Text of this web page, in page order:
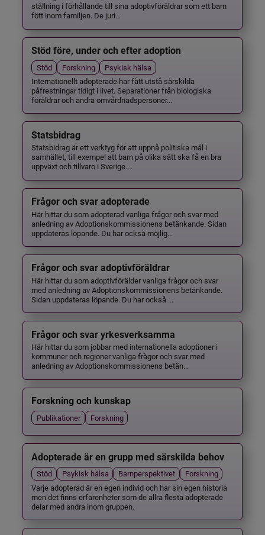
ställning i förhållande till sina adoptivföräldrar som ett barn
fött inom familjen. De juri...
Stöd före, under och efter adoption
Stöd Forskning
Psykisk hälsa
Internationellt adopterade har fått utstå särskilda
påfrestningar tidigt i livet. Separationer från biologiska
föräldrar och andra omvårdnadspersoner...
Statsbidrag
Statsbidrag är ett verktyg för att uppnå politiska mål i
samhället, till exempel att barn på olika sätt ska få en bra
uppväxt och tillvaro i Sverige....
Frågor och svar adopterade
Här hittar du som adopterad vanliga frågor och svar med
anledning av Adoptionskommissionens betänkande. Sidan
uppdateras löpande. Du har också möjlig...
Frågor och svar adoptivföräldrar
Här hittar du som adoptivförälder vanliga frågor och svar
med anledning av Adoptionskommissionens betänkande.
Sidan uppdateras löpande. Du har också ...
Frågor och svar yrkesverksamma
Här hittar du som jobbar med internationella adoptioner i
kommuner och regioner vanliga frågor och svar med
anledning av Adoptionskommissionens betän...
Forskning och kunskap
Publikationer Forskning
Adopterade är en grupp med särskilda behov
Stöd Psykisk hälsa Barnperspektivet
Forskning
Varje adopterad är en egen individ och har sin egen historia
men det finns erfarenheter som de allra flesta adopterade
delar med andra inom gruppen.